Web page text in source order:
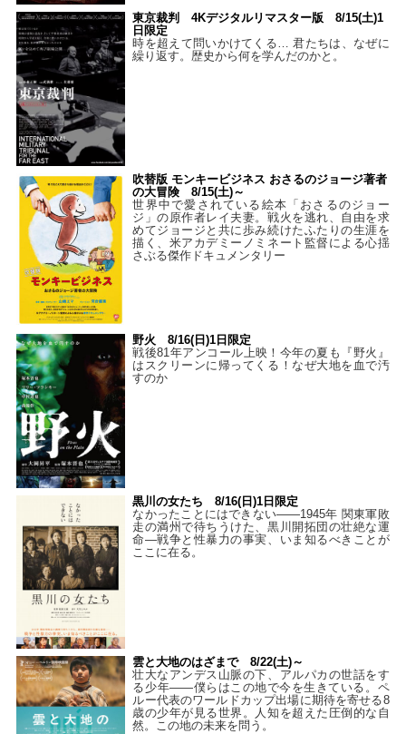
東京裁判 4Kデジタルリマスター版 8/15(土)1
日限定
時を超えて問いかけてくる… 君たちは、なぜに
繰り返す。歴史から何を学んだのかと。
吹替版 モンキービジネス おさるのジョージ著者
の大冒険 8/15(土)～
世界中で愛されている絵本「おさるのジョー
ジ」の原作者レイ夫妻。戦火を逃れ、自由を求
めてジョージと共に歩み続けたふたりの生涯を
描く、米アカデミーノミネート監督による心揺
さぶる傑作ドキュメンタリー
野火 8/16(日)1日限定
戦後81年アンコール上映！今年の夏も『野火』
はスクリーンに帰ってくる！なぜ大地を血で汚
すのか
黒川の女たち 8/16(日)1日限定
なかったことにはできない——1945年 関東軍敗
走の満州で待ちうけた、黒川開拓団の壮絶な運
命―戦争と性暴力の事実、いま知るべきことが
ここに在る。
雲と大地のはざまで 8/22(土)～
壮大なアンデス山脈の下、アルパカの世話をす
る少年――僕らはこの地で今を生きている。ペ
ルー代表のワールドカップ出場に期待を寄せる8
歳の少年が見る世界。人知を超えた圧倒的な自
然。この地の未来を問う。